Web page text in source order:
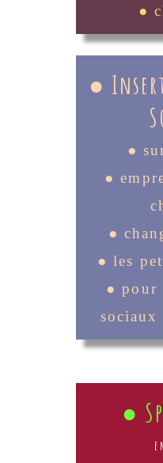
●
●
●
●
●
● les
● pour
sociaux
●